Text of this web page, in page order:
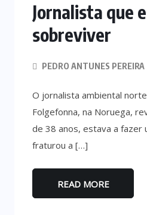
Jornalista que
sobreviver
PEDRO ANTUNES PEREIRA
O jornalista ambiental
Folgefonna, na Noruega,
de 38 anos, estava a fazer
fraturou a […]
READ MORE